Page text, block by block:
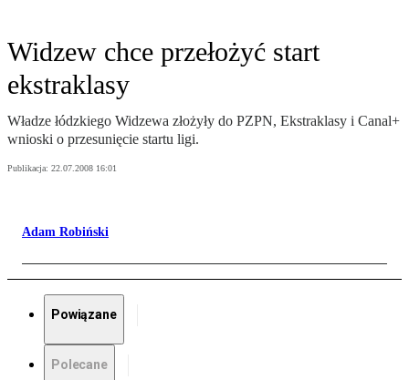
Widzew chce przełożyć start
ekstraklasy
Władze łódzkiego Widzewa złożyły do PZPN, Ekstraklasy i Canal+
wnioski o przesunięcie startu ligi.
Publikacja: 22.07.2008 16:01
Adam Robiński
Powiązane
Polecane